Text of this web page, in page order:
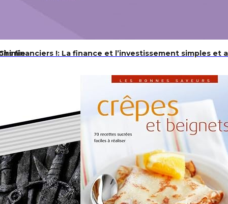
financiers !: La finance et l’investissement simples et